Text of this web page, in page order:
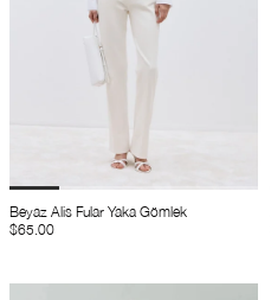
Beyaz Alis Fular Yaka Gömlek
$65.00